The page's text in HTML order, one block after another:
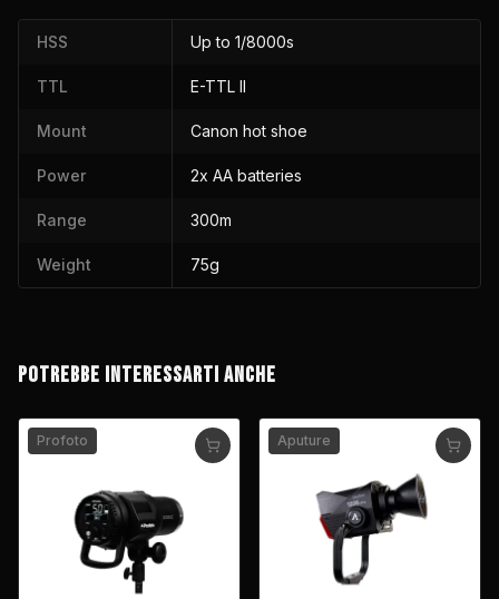
HSS Up to 1/8000s
TTL E-TTL II
Mount Canon hot shoe
Power 2x AA batteries
Range 300m
Weight 75g
POTREBBE INTERESSARTI ANCHE
Profoto Aputure